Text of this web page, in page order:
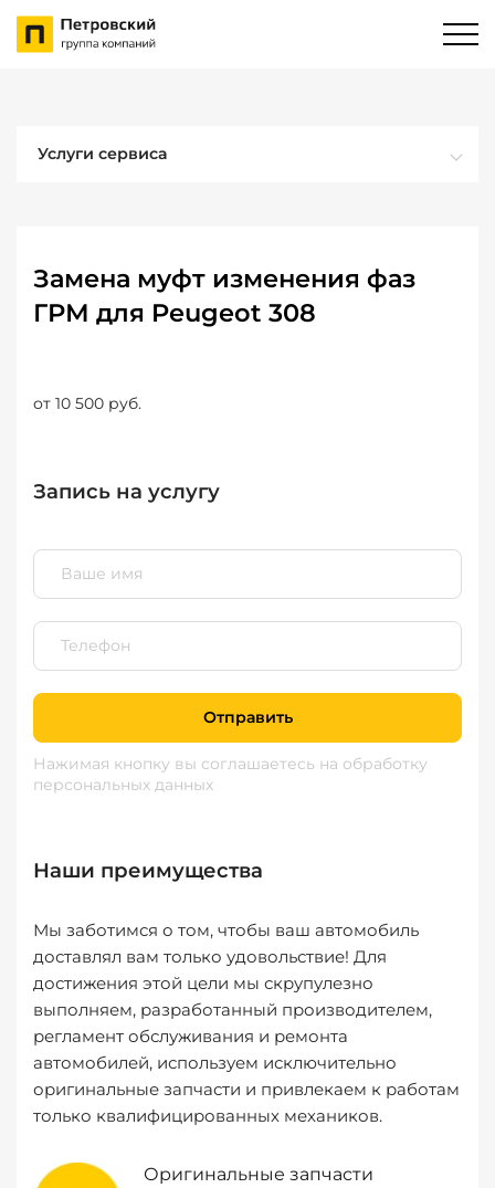
Услуги сервиса
Замена муфт изменения фаз
ГРМ для Peugeot 308
от 10 500 руб.
Запись на услугу
Отправить
Нажимая кнопку вы соглашаетесь на обработку
персональных данных
Наши преимущества
Мы заботимся о том, чтобы ваш автомобиль
доставлял вам только удовольствие! Для
достижения этой цели мы скрупулезно
выполняем, разработанный производителем,
регламент обслуживания и ремонта
автомобилей, используем исключительно
оригинальные запчасти и привлекаем к работам
только квалифицированных механиков.
Оригинальные запчасти